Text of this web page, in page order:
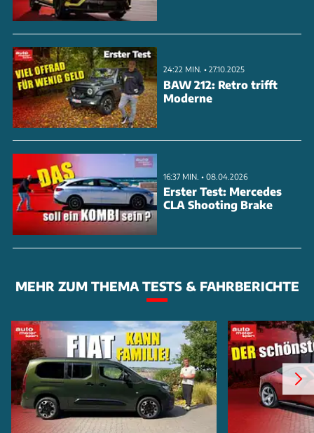
24:22 MIN. • 27.10.2025
BAW 212: Retro trifft
Moderne
16:37 MIN. • 08.04.2026
Erster Test: Mercedes
CLA Shooting Brake
MEHR ZUM THEMA TESTS & FAHRBERICHTE